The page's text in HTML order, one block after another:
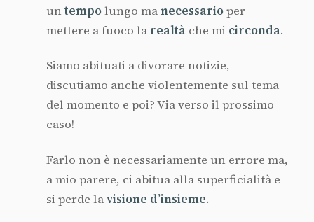
untempolungo manecessarioper
mettere a fuoco la realtàche mi circonda.
Siamo abituati a divorare notizie,
discutiamo anche violentemente sul tema
del momento e poi? Via verso il prossimo
caso!
Farlo non è necessariamente un errore ma,
a mio parere, ci abitua alla superficialità e
si perde lavisione d’insieme.